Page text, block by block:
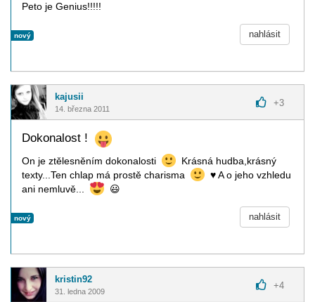
Peto je Genius!!!!!
nový nahlásit
kajusii
14. března 2011
+3
Dokonalost !
On je ztělesněním dokonalosti
Krásná hudba,krásný
texty...Ten chlap má prostě charisma
♥A o jeho vzhledu
ani nemluvě...
😃
nový nahlásit
kristin92
31. ledna 2009
+4